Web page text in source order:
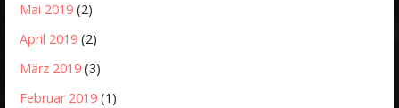
Mai 2019 (2)
April 2019 (2)
März 2019 (3)
Februar 2019 (1)